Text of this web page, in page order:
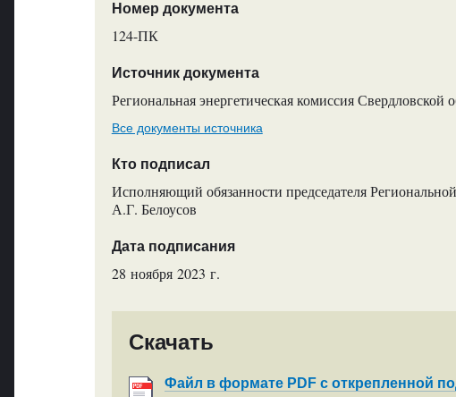
Номер документа
124-ПК
Источник документа
Региональная энергетическая комиссия Свердловской
Все документы источника
Кто подписал
Исполняющий обязанности председателя
А.Г. Белоусов
Дата подписания
28 ноября 2023 г.
Скачать
Файл в формате PDF с открепленной